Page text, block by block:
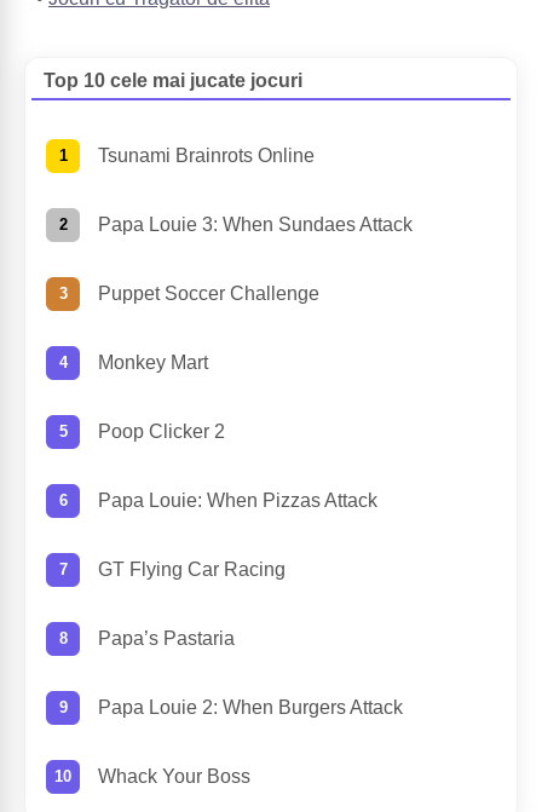
Top 10 cele mai jucate jocuri
Tsunami Brainrots Online
Papa Louie 3: When Sundaes Attack
Puppet Soccer Challenge
Monkey Mart
Poop Clicker 2
Papa Louie: When Pizzas Attack
GT Flying Car Racing
Papa’s Pastaria
Papa Louie 2: When Burgers Attack
Whack Your Boss